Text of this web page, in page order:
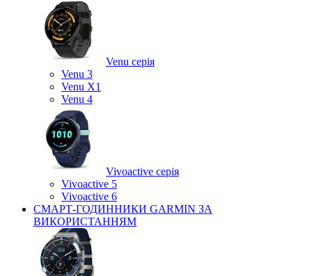
Venu серія
Venu 3
Venu X1
Venu 4
Vivoactive серія
Vivoactive 5
Vivoactive 6
СМАРТ-ГОДИННИКИ GARMIN ЗА
ВИКОРИСТАННЯМ